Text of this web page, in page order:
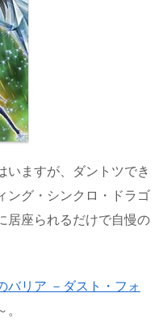
いますが、ダントツでき
ング・シンクロ・ドラゴ
居座られるだけで自慢の
バリア －ダスト・フォ